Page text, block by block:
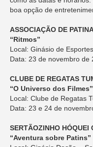
boa opção de
ASSOCIAÇÃO DE
“Ritmos”
Local: Ginásio de
Data: 23 de novembro de
CLUBE DE REGATAS
“O Universo dos Filmes”
Local: Clube de Regatas
Data: 23 e 24 de
SERTÃOZINHO HÓQUEI
“Aventura sobre Patins”